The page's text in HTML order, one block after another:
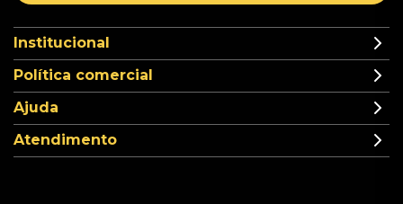
Institucional
Política comercial
Ajuda
Atendimento